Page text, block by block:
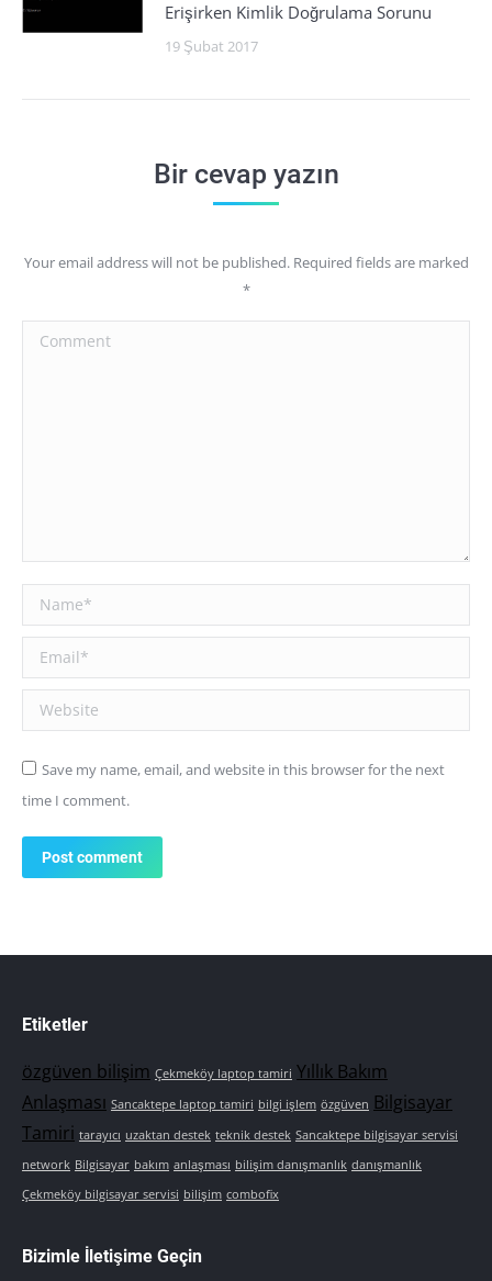
Erişirken Kimlik Doğrulama Sorunu
19 Şubat 2017
Bir cevap yazın
Your email address will not be published. Required fields are marked
*
Comment
Name *
Email *
Website
Save my name, email, and website in this browser for the next
time I comment.
Post comment
Etiketler
özgüven bilişim Çekmeköy laptop tamiri Yıllık Bakım
Anlaşması Sancaktepe laptop tamiri bilgi işlem özgüven Bilgisayar
Tamiri tarayıcı uzaktan destek teknik destek Sancaktepe bilgisayar servisi
network Bilgisayar bakım anlaşması bilişim danışmanlık danışmanlık
Çekmeköy bilgisayar servisi bilişim combofix
Bizimle İletişime Geçin